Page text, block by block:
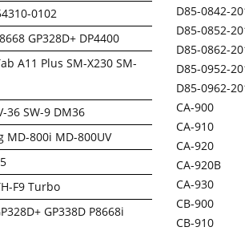
0102
GP328D+ DP4400
A11 Plus SM-X230 SM-
36 SW-9 DM36
MD-800i MD-800UV
F9 Turbo
GP338D P8668i
D85-0842-
D85-0852-
D85-0862-
D85-0952-
D85-0962-
CA-900
CA-910
CA-920
CA-920B
CA-930
CB-900
CB-910